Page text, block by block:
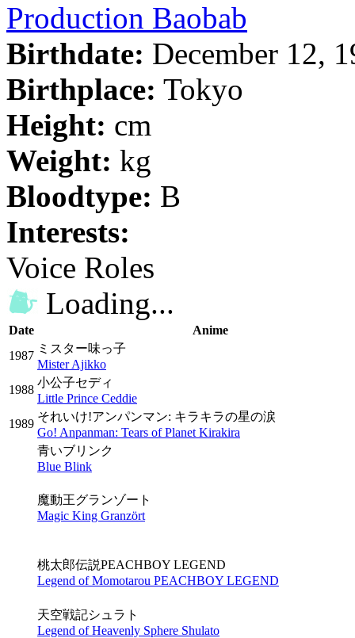
Production Baobab
Birthdate: December 12,
Birthplace: Tokyo
Height: cm
Weight: kg
Bloodtype: B
Interests:
Voice Roles
Loading...
Date
Anime
1987
ミスター味っ子
Mister Ajikko
1988
小公子セディ
Little Prince Ceddie
1989
それいけ!アンパンマン: キラキラの星の涙
Go! Anpanman: Tears of Planet Kirakira
青いブリンク
Blue Blink
魔動王グランゾート
Magic King Granzört
桃太郎伝説PEACHBOY LEGEND
Legend of Momotarou PEACHBOY LEGEND
天空戦記シュラト
Legend of Heavenly Sphere Shulato